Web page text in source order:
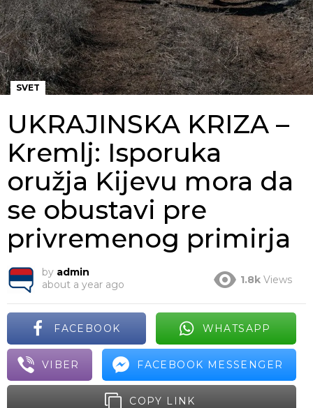
SVET
UKRAJINSKA KRIZA –
Kremlj: Isporuka
oružja Kijevu mora da
se obustavi pre
privremenog primirja
by admin
about a year ago
1.8k Views
FACEBOOK WHATSAPP
VIBER FACEBOOK MESSENGER
COPY LINK